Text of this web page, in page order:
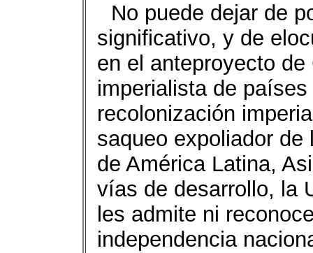
No puede dejar de
significativo, y de
en el anteproyecto
imperialista de
recolonización
saqueo expoliador
de América Latina,
vías de desarrollo, la
les admite ni
independencia